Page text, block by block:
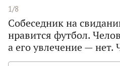
1/8
Собеседник на
нравится футбол.
а его увлечение — нет.